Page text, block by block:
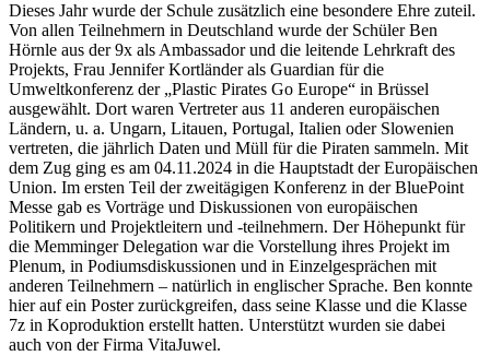
Dieses Jahr wurde der Schule zusätzlich eine besondere Ehre zuteil.
Von allen Teilnehmern in Deutschland wurde der Schüler Ben
Hörnle aus der 9x als Ambassador und die leitende Lehrkraft des
Projekts, Frau Jennifer Kortländer als Guardian für die
Umweltkonferenz der „Plastic Pirates Go Europe“ in Brüssel
ausgewählt. Dort waren Vertreter aus 11 anderen europäischen
Ländern, u. a. Ungarn, Litauen, Portugal, Italien oder Slowenien
vertreten, die jährlich Daten und Müll für die Piraten sammeln. Mit
dem Zug ging es am 04.11.2024 in die Hauptstadt der Europäischen
Union. Im ersten Teil der zweitägigen Konferenz in der BluePoint
Messe gab es Vorträge und Diskussionen von europäischen
Politikern und Projektleitern und -teilnehmern. Der Höhepunkt für
die Memminger Delegation war die Vorstellung ihres Projekt im
Plenum, in Podiumsdiskussionen und in Einzelgesprächen mit
anderen Teilnehmern – natürlich in englischer Sprache. Ben konnte
hier auf ein Poster zurückgreifen, dass seine Klasse und die Klasse
7z in Koproduktion erstellt hatten. Unterstützt wurden sie dabei
auch von der Firma VitaJuwel.